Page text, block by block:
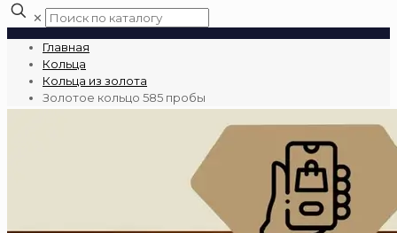
✕
Главная
Кольца
Кольца из золота
Золотое кольцо 585 пробы